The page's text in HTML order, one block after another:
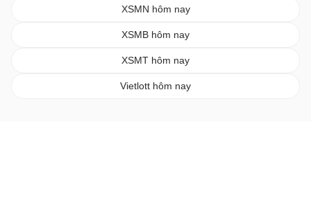
XSMN hôm nay
XSMB hôm nay
XSMT hôm nay
Vietlott hôm nay